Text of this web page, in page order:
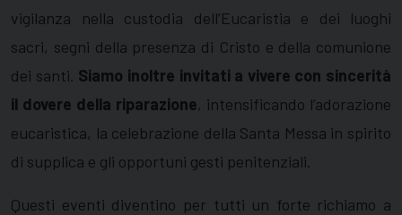
vigilanza nella custodia dell’Eucaristia e dei luoghi
sacri, segni della presenza di Cristo e della comunione
dei santi. Siamo inoltre invitati a vivere con sincerità
il dovere della riparazione, intensificando l’adorazione
eucaristica, la celebrazione della Santa Messa in spirito
di supplica e gli opportuni gesti penitenziali.
Questi eventi diventino per tutti un forte richiamo a